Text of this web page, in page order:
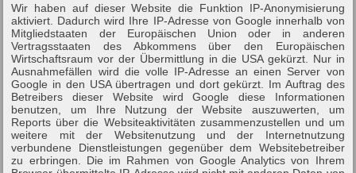
Wir haben auf dieser Website die Funktion IP-Anonymisierung
aktiviert. Dadurch wird Ihre IP-Adresse von Google innerhalb von
Mitgliedstaaten der Europäischen Union oder in anderen
Vertragsstaaten des Abkommens über den Europäischen
Wirtschaftsraum vor der Übermittlung in die USA gekürzt. Nur in
Ausnahmefällen wird die volle IP-Adresse an einen Server von
Google in den USA übertragen und dort gekürzt. Im Auftrag des
Betreibers dieser Website wird Google diese Informationen
benutzen, um Ihre Nutzung der Website auszuwerten, um
Reports über die Websiteaktivitäten zusammenzustellen und um
weitere mit der Websitenutzung und der Internetnutzung
verbundene Dienstleistungen gegenüber dem Websitebetreiber
zu erbringen. Die im Rahmen von Google Analytics von Ihrem